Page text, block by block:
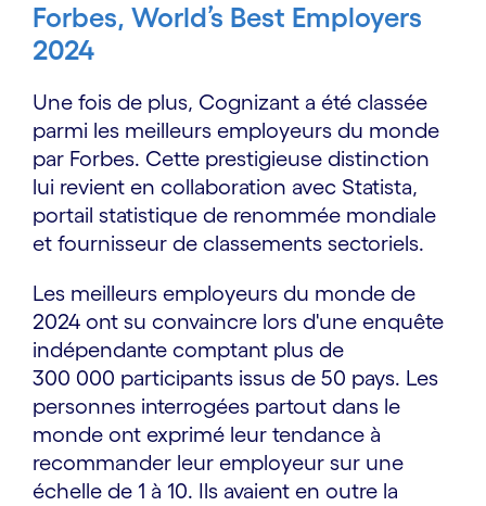
Forbes, World’s Best Employers
2024
Une fois de plus, Cognizant a été classée
parmi les meilleurs employeurs du monde
par Forbes. Cette prestigieuse distinction
lui revient en collaboration avec Statista,
portail statistique de renommée mondiale
et fournisseur de classements sectoriels.
Les meilleurs employeurs du monde de
2024 ont su convaincre lors d'une enquête
indépendante comptant plus de
300 000 participants issus de 50 pays. Les
personnes interrogées partout dans le
monde ont exprimé leur tendance à
recommander leur employeur sur une
échelle de 1 à 10. Ils avaient en outre la